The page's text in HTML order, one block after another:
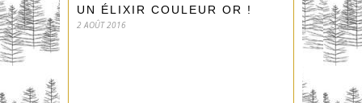
UN ÉLIXIR COULEUR OR !
2 AOÛT 2016